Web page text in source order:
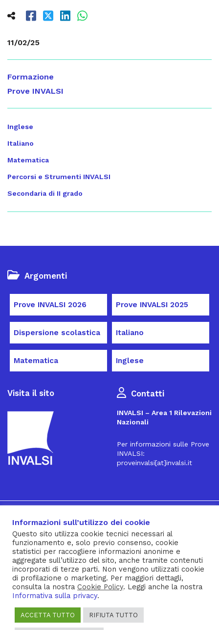
11/02/25
Formazione
Prove INVALSI
Inglese
Italiano
Matematica
Percorsi e Strumenti INVALSI
Secondaria di II grado
Argomenti
Prove INVALSI 2026 Prove INVALSI 2025
Dispersione scolastica Italiano
Matematica Inglese
Visita il sito Contatti
INVALSI – Area 1 Rilevazioni
Nazionali
Per informazioni sulle Prove
INVALSI:
proveinvalsi[at]invalsi.it
Iscriviti alla Newsletter
® INVALSI – Via Ippolito Nievo, 35 – 00153 ROMA – tel. 06
941851 – fax 06 94185215 – c.f. 92000450582
Privacy Policy– Cookie Policy –Note Legali–Social Media
Policy
Informazioni sull’utilizzo dei cookie
Questo sito utilizza cookie tecnici necessari al
funzionamento e, solo previo consenso, cookie
statistici per raccogliere informazioni anonime e
aggregate sull’utilizzo del sito, anche tramite contenuti
incorporati di terze parti. Non vengono utilizzati cookie
di profilazione o marketing. Per maggiori dettagli,
consulta la nostra Cookie Policy. Leggi anche la nostra
Informativa sulla privacy.
ACCETTA TUTTO RIFIUTA TUTTO